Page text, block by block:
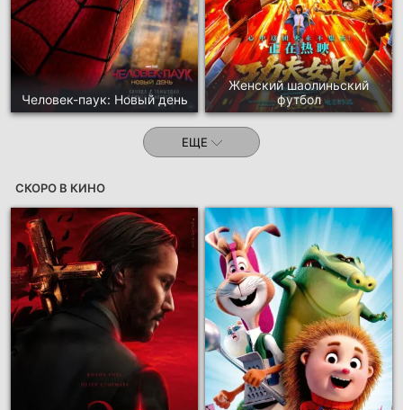
Человек-паук: Новый день
Женский шаолиньский
футбол
ЕЩЕ
СКОРО В КИНО